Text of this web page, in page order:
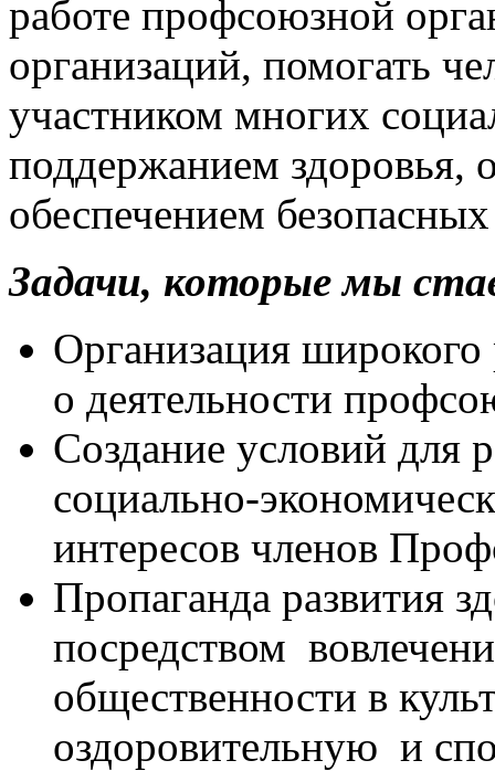
работе профсоюзной
организаций, помогать
участником многих
поддержанием здоровья,
обеспечением
Задачи, которые мы
Организация
о деятельности
Создание условий для
социально-
интересов членов
Пропаганда развития
посредством
общественности в
оздоровительную и